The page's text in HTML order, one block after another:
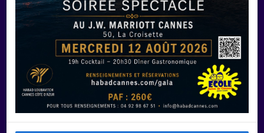
Manger Cacher
Liste des restaurants cacher
Restaurants cacher à Paris
Restaurants cacher à Deauville
Restaurants cacher à Lyon
Restaurants cacher à Marseille